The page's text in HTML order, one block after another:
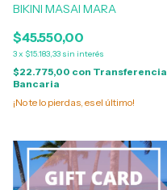
BIKINI MASAI MARA
$45.550,00
3x $15.183,33 sin interés
$22.775,00 con Transferencia
Bancaria
¡No te lo pierdas, es el último!